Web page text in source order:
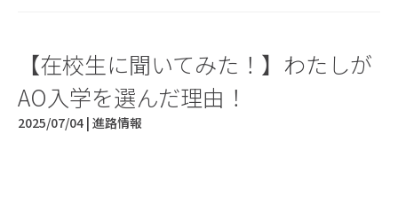
【在校生に聞いてみた！】わたしが
AO入学を選んだ理由！
2025/07/04 | 進路情報